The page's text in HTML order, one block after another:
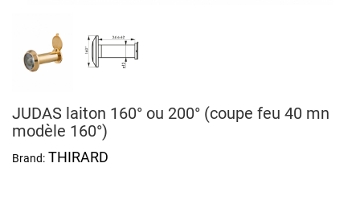
JUDAS laiton 160° ou 200° (coupe feu 40 mn
modèle 160°)
Brand: THIRARD